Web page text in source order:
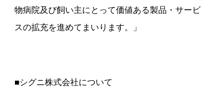
物病院及び飼い主にとって価値ある製品・サービ
スの拡充を進めてまいります。」
■シグニ株式会社について